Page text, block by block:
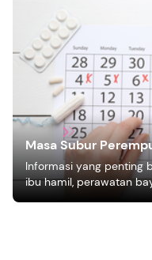
Masa Subur
Informasi yang penting
ibu hamil, perawatan